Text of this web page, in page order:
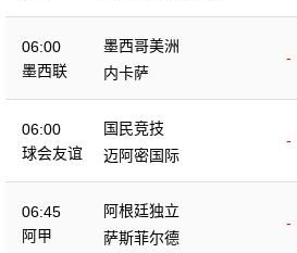
06:00
墨西联
墨西哥美洲
-
内卡萨
06:00
球会友谊
国民竞技
-
迈阿密国际
06:45
阿甲
阿根廷独立
-
萨斯菲尔德